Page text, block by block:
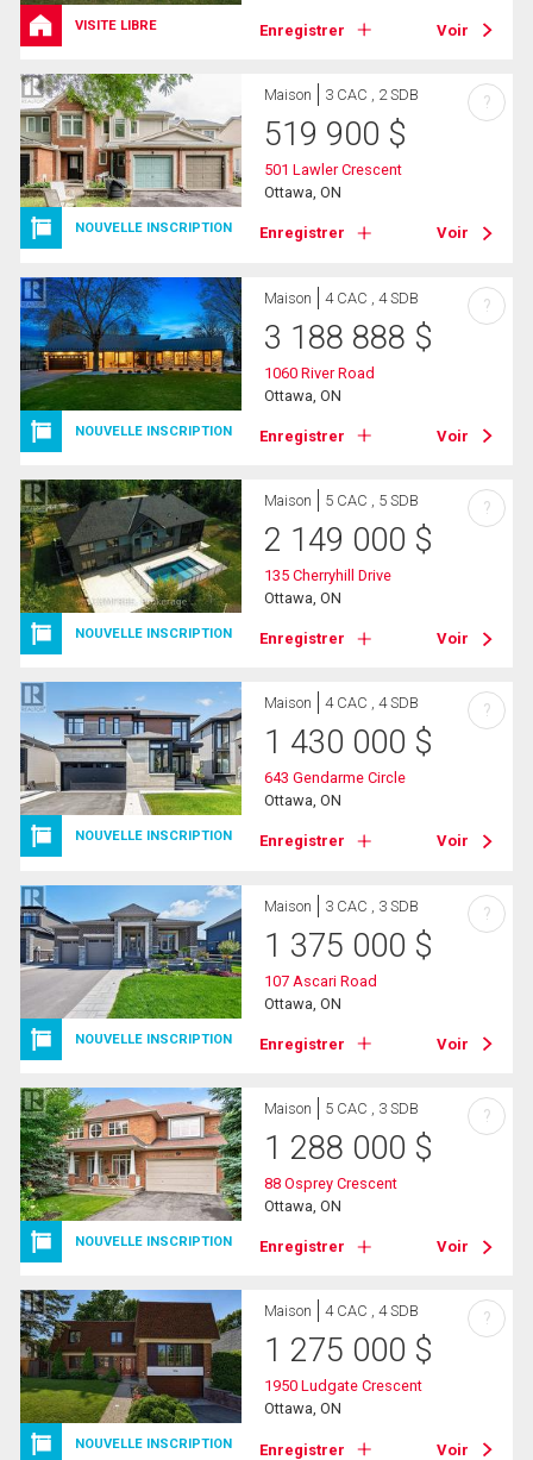
VISITE LIBRE Enregistrer Voir
NOUVELLE INSCRIPTION
Maison 3 CAC , 2 SDB
519 900 $
501 Lawler Crescent
Ottawa, ON
Enregistrer Voir
?
NOUVELLE INSCRIPTION
Maison 4 CAC , 4 SDB
3 188 888 $
1060 River Road
Ottawa, ON
Enregistrer Voir
?
NOUVELLE INSCRIPTION
Maison 5 CAC , 5 SDB
2 149 000 $
135 Cherryhill Drive
Ottawa, ON
Enregistrer Voir
?
NOUVELLE INSCRIPTION
Maison 4 CAC , 4 SDB
1 430 000 $
643 Gendarme Circle
Ottawa, ON
Enregistrer Voir
?
NOUVELLE INSCRIPTION
Maison 3 CAC , 3 SDB
1 375 000 $
107 Ascari Road
Ottawa, ON
Enregistrer Voir
?
NOUVELLE INSCRIPTION
Maison 5 CAC , 3 SDB
1 288 000 $
88 Osprey Crescent
Ottawa, ON
Enregistrer Voir
?
NOUVELLE INSCRIPTION
Maison 4 CAC , 4 SDB
1 275 000 $
1950 Ludgate Crescent
Ottawa, ON
Enregistrer Voir
?